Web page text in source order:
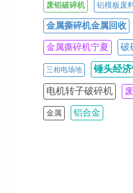
废铝破碎机 铝模板废
金属撕碎机金属回收
金属撕碎机宁夏 破
三相电场地 锤头经
电机转子破碎机
金属 铝合金